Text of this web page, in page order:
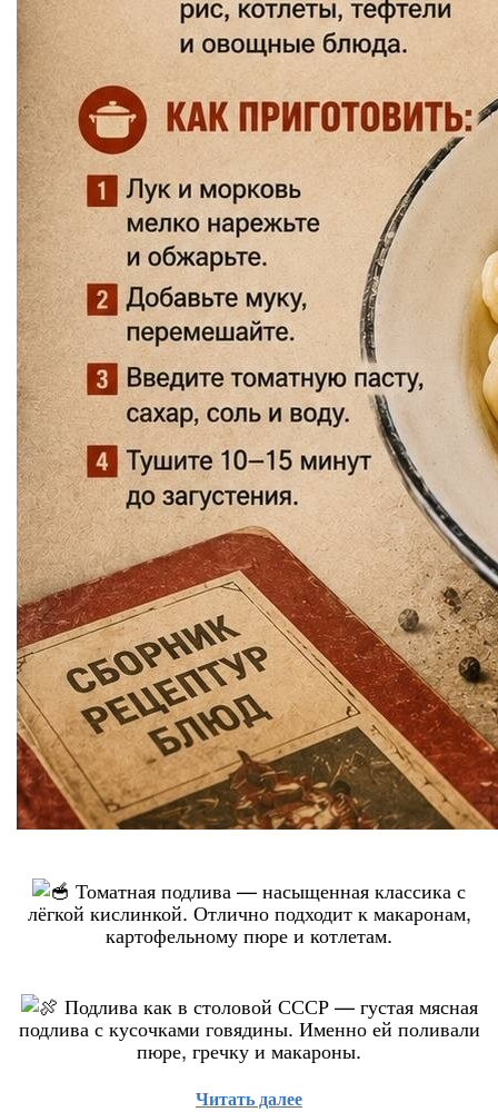
Томатная подлива — насыщенная классика с
лёгкой кислинкой. Отлично подходит к макаронам,
картофельному пюре и котлетам.
Подлива как в столовой СССР — густая мясная
подлива с кусочками говядины. Именно ей поливали
пюре, гречку и макароны.
Читать далее